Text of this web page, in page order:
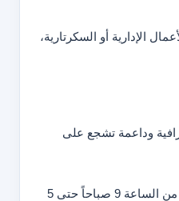
الإدارية أو السكرتارية،
وداعمة تشجع على
ساعات عمل مريحة ومنتظمة: من الساعة 9 صباحاً حتى 5